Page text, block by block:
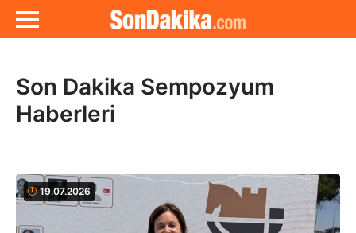
Son Dakika Sempozyum
Haberleri
19.07.2026